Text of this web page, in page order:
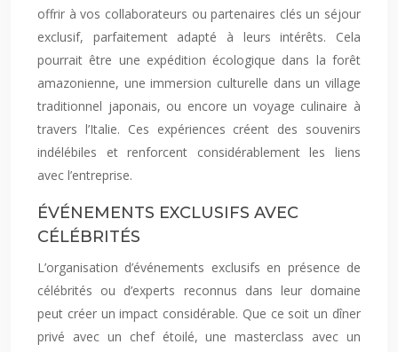
offrir à vos collaborateurs ou partenaires clés un séjour
exclusif, parfaitement adapté à leurs intérêts. Cela
pourrait être une expédition écologique dans la forêt
amazonienne, une immersion culturelle dans un village
traditionnel japonais, ou encore un voyage culinaire à
travers l’Italie. Ces expériences créent des souvenirs
indélébiles et renforcent considérablement les liens
avec l’entreprise.
ÉVÉNEMENTS EXCLUSIFS AVEC
CÉLÉBRITÉS
L’organisation d’événements exclusifs en présence de
célébrités ou d’experts reconnus dans leur domaine
peut créer un impact considérable. Que ce soit un dîner
privé avec un chef étoilé, une masterclass avec un